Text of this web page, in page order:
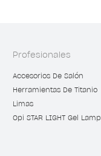
Profesionales
Accesorios De Salón
Herramientas De Titanio
Limas
Opi STAR LIGHT Gel Lamp